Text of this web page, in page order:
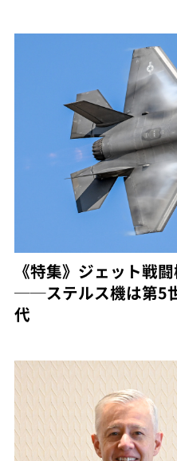
《特集》ジェット戦
──ステルス機は第5
代